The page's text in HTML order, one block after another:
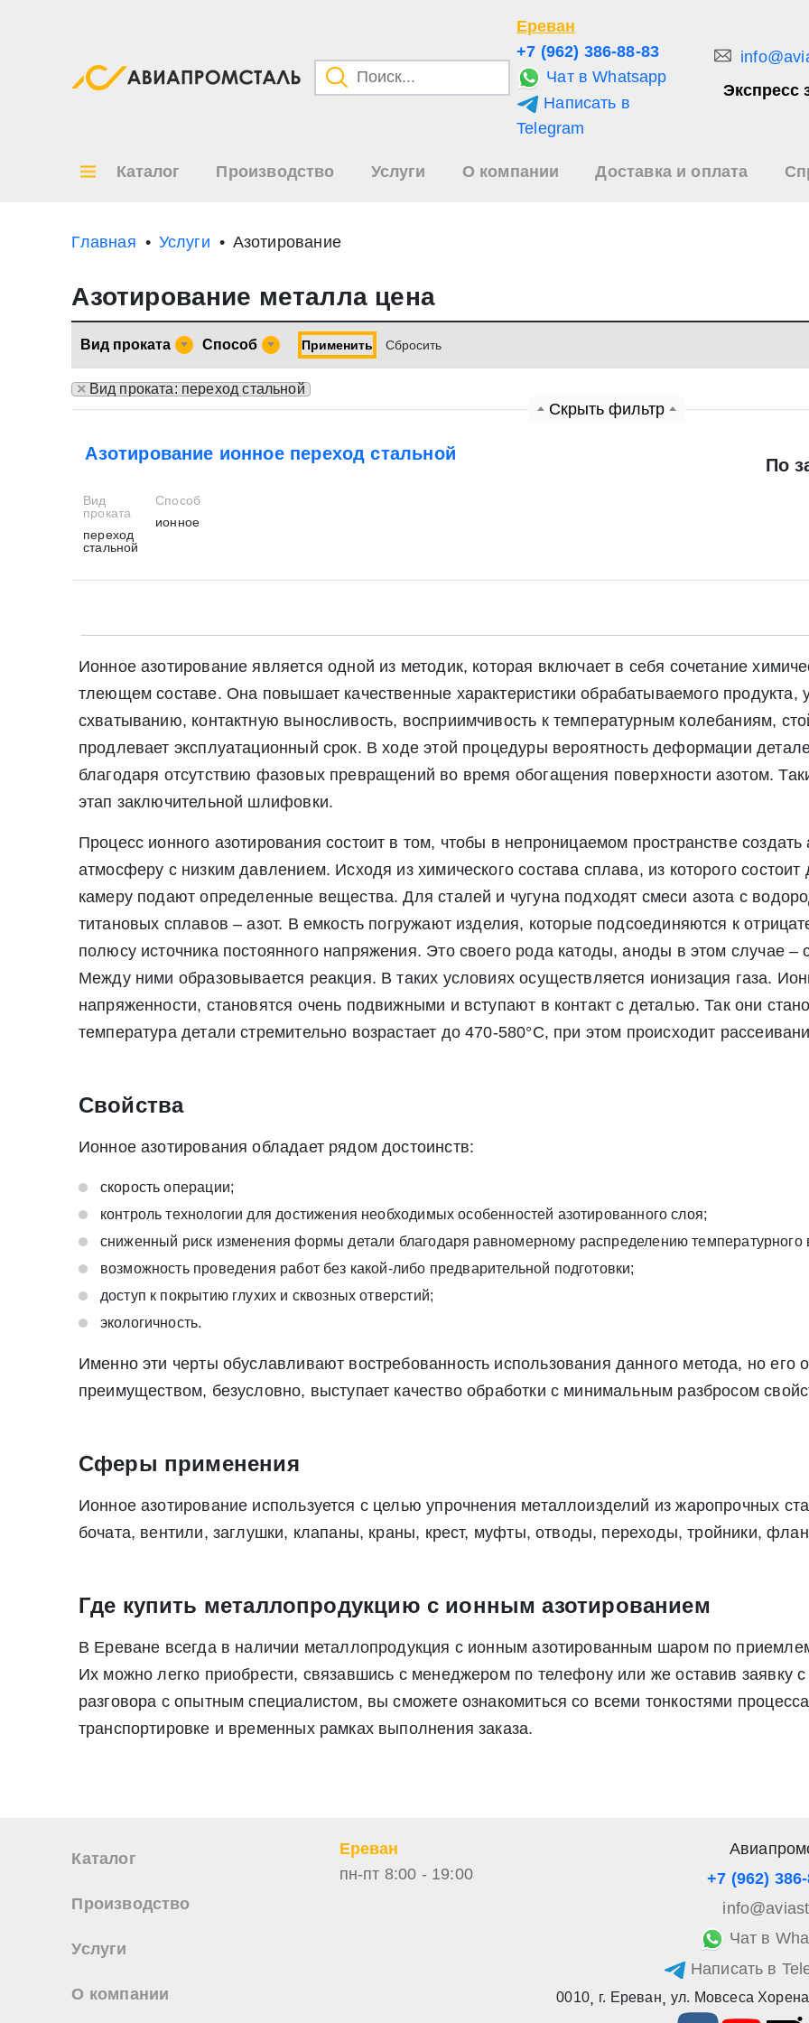
Ереван
+7 (962) 386-88-83
Чат в Whatsapp
Написать в
Telegram
Экспресс
Каталог Производство Услуги О компании Доставка и оплата
Главная Услуги Азотирование
Азотирование металла цена
Вид проката Способ Применить Cбросить
× Вид проката: переход стальной
Скрыть фильтр
Азотирование ионное переход стальной
По
Вид
проката
переход
стальной
Способ
ионное
Ионное азотирование является одной из методик, которая включает в себя сочетание
тлеющем составе. Она повышает качественные характеристики обрабатываемого продукта,
схватыванию, контактную выносливость, восприимчивость к температурным колебаниям,
продлевает эксплуатационный срок. В ходе этой процедуры вероятность деформации
благодаря отсутствию фазовых превращений во время обогащения поверхности азотом.
этап заключительной шлифовки.
Процесс ионного азотирования состоит в том, чтобы в непроницаемом пространстве создать
атмосферу с низким давлением. Исходя из химического состава сплава, из которого состоит
камеру подают определенные вещества. Для сталей и чугуна подходят смеси азота с
титановых сплавов – азот. В емкость погружают изделия, которые подсоединяются к
полюсу источника постоянного напряжения. Это своего рода катоды, аноды в этом случае –
Между ними образовывается реакция. В таких условиях осуществляется ионизация газа.
напряженности, становятся очень подвижными и вступают в контакт с деталью. Так они
температура детали стремительно возрастает до 470-580°С, при этом происходит
Свойства
Ионное азотирования обладает рядом достоинств:
скорость операции;
контроль технологии для достижения необходимых особенностей азотированного слоя;
сниженный риск изменения формы детали благодаря равномерному распределению температурного
возможность проведения работ без какой-либо предварительной подготовки;
доступ к покрытию глухих и сквозных отверстий;
экологичность.
Именно эти черты обуславливают востребованность использования данного метода, но его
преимуществом, безусловно, выступает качество обработки с минимальным разбросом
Сферы применения
Ионное азотирование используется с целью упрочнения металлоизделий из жаропрочных
бочата, вентили, заглушки, клапаны, краны, крест, муфты, отводы, переходы, тройники,
Где купить металлопродукцию с ионным азотированием
В Ереване всегда в наличии металлопродукция с ионным азотированным шаром по
Их можно легко приобрести, связавшись с менеджером по телефону или же оставив заявку
разговора с опытным специалистом, вы сможете ознакомиться со всеми тонкостями
транспортировке и временных рамках выполнения заказа.
Каталог
Производство
Услуги
О компании
Ереван
пн-пт 8:00 - 19:00
+7 (962)
Чат в
Написать в
0010, г. Ереван, ул. Мовсеса
Заявка на обратный звонок
* - обязательные поля для заполнения
Нажимая на кнопку «Отправить заявку» Вы даете согласие на обработку своих персональных данных в
июля 2006 г. N 152-ФЗ «О персональных данных», а также соглашаетесь на информационную
Экспресс заявка
* - обязательные поля для заполнения
Прикрепить файл (до 20 mb)
Отправить заявку
Нажимая на кнопку «Отправить заявку» Вы даете согласие на обработку своих персональных данных в соответствии со